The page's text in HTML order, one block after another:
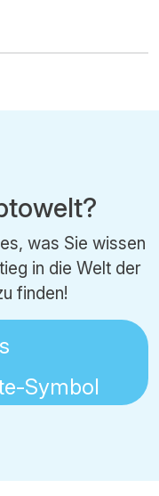
was Sie wissen
in die Welt der
finden!